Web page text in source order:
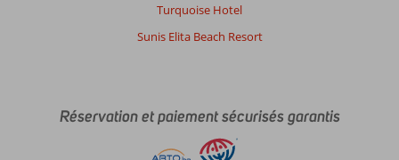
Turquoise Hotel
Sunis Elita Beach Resort
Réservation et paiement sécurisés garantis